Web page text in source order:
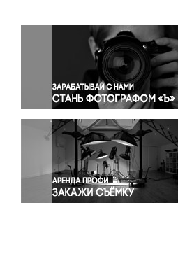
Окружающая среда
Политика
Правосудие
Происшествия и конфликты
Религия
Светская жизнь
Спорт
Экология
Экономика и бизнес